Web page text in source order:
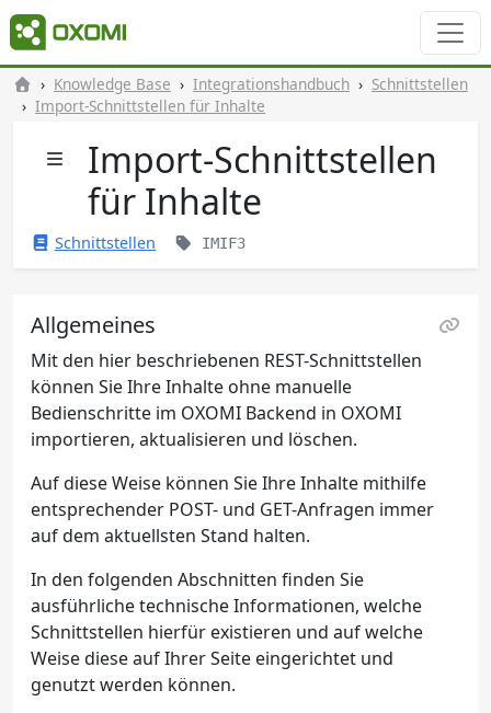
Knowledge Base Integrationshandbuch
Schnittstellen
Import-Schnittstellen für Inhalte
Import-Schnittstellen
für Inhalte
Schnittstellen IMIF3
Allgemeines
Mit den hier beschriebenen REST-Schnittstellen
können Sie Ihre Inhalte ohne manuelle
Bedienschritte im OXOMI Backend in OXOMI
importieren, aktualisieren und löschen.
Auf diese Weise können Sie Ihre Inhalte mithilfe
entsprechender POST- und GET-Anfragen immer
auf dem aktuellsten Stand halten.
In den folgenden Abschnitten finden Sie
ausführliche technische Informationen, welche
Schnittstellen hierfür existieren und auf welche
Weise diese auf Ihrer Seite eingerichtet und
genutzt werden können.